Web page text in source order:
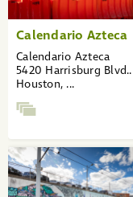
Calendario Azteca
Calendario Azteca
5420 Harrisburg Blvd..
Houston, ...